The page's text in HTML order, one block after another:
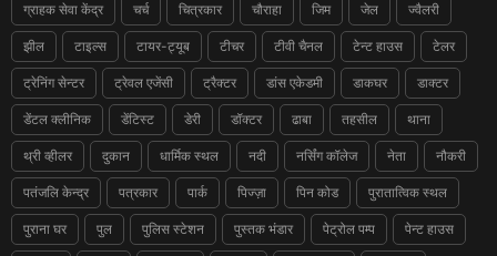
ग्राहक सेवा केंद्र चर्च चित्रकार चौराहा जिम जेल ज्वैलरी
झील टाइल्स टायर-ट्यूब टीचर टीवी चैनल टेन्ट हाउस टेलर
ट्रेनिंग सेन्टर ट्रेवल एजेंसी ट्रैक्टर डांस एकेडमी डाकघर डाक्टर
डेंटल क्लीनिक डेंटिस्ट डेरी डॉक्टर ढाबा तहसील थाना
थ्री व्हीलर दुकान धार्मिक स्थल नदी नर्सिंग कॉलेज नेता नौकरी
पतंजलि केन्द्र पत्रकार पार्क पिज्ज़ा पिन कोड पुरातात्विक स्थल
पुराना घर पुल पुलिस स्टेशन पुस्तक भंडार पेट्रोल पम्प पेन्ट हाउस